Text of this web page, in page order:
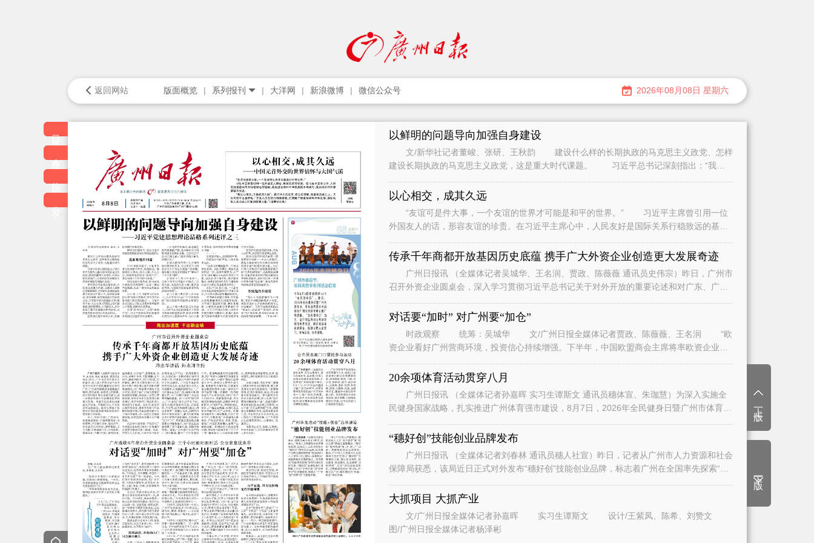
返回网站 版面概览 系列报刊 大洋网 新浪微博 微信公众号 2026年08月08日 星期六
以鲜明的问题导向加强自身建设
文/新华社记者董峻、张研、王秋韵 建设什么样的长期执政的马克思主义政党、怎样
建设长期执政的马克思主义政党，这是重大时代课题。 习近平总书记深刻指出：“我们
以心相交，成其久远
“友谊可是件大事，一个友谊的世界才可能是和平的世界。” 习近平主席曾引用一位
外国友人的话，形容友谊的珍贵。在习近平主席心中，人民友好是国际关系行稳致远的基
传承千年商都开放基因历史底蕴 携手广大外资企业创造更大发展奇迹
广州日报讯 （全媒体记者吴城华、王名润、贾政、陈薇薇 通讯员史伟宗）昨日，广州市
召开外资企业圆桌会，深入学习贯彻习近平总书记关于对外开放的重要论述和对广东、广州
对话要“加时” 对广州要“加仓”
时政观察 统筹：吴城华 文/广州日报全媒体记者贾政、陈薇薇、王名润 “欧
资企业看好广州营商环境，投资信心持续增强。下半年，中国欧盟商会主席将率欧资企业代
20余项体育活动贯穿八月
广州日报讯 （全媒体记者孙嘉晖 实习生谭斯文 通讯员穗体宣、朱珈慧）为深入实施全
民健身国家战略，扎实推进广州体育强市建设，8月7日，2026年全民健身日暨广州市体育
“穗好创”技能创业品牌发布
广州日报讯 （全媒体记者刘春林 通讯员穗人社宣）昨日，记者从广州市人力资源和社会
保障局获悉，该局近日正式对外发布“穗好创”技能创业品牌，标志着广州在全国率先探索“技
大抓项目 大抓产业
文/广州日报全媒体记者孙嘉晖 实习生谭斯文 设计/王紫凤、陈希、刘赞文
图/广州日报全媒体记者杨泽彬